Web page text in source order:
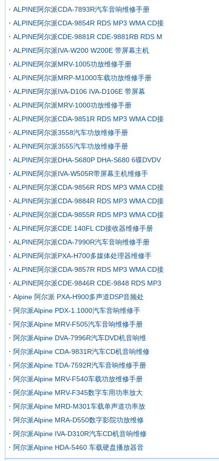
ALPINE阿尔派CDA-7893R汽车音响维修手册
ALPINE阿尔派CDA-9854R RDS MP3 WMA CD接
ALPINE阿尔派CDE-9881R CDE-9881RB RDS M
ALPINE阿尔派IVA-W200 W200E 带屏幕主机
ALPINE阿尔派MRV-1005功放维修手册
ALPINE阿尔派MRP-M1000车载功放维修手册
ALPINE阿尔派IVA-D106 IVA-D106E 带屏幕
ALPINE阿尔派MRV-1000功放维修手册
ALPINE阿尔派CDA-9851R RDS MP3 WMA CD接
ALPINE阿尔派3558汽车功放维修手册
ALPINE阿尔派3555汽车功放维修手册
ALPINE阿尔派DHA-S680P DHA-S680 6碟DVDV
ALPINE阿尔派IVA-W505R带屏幕主机维修手
ALPINE阿尔派CDA-9856R RDS MP3 WMA CD接
ALPINE阿尔派CDA-9884R RDS MP3 WMA CD接
ALPINE阿尔派CDA-9855R RDS MP3 WMA CD接
ALPINE阿尔派CDE 140FL CD接收器维修手册
ALPINE阿尔派CDA-7990R汽车音响维修手册
ALPINE阿尔派PXA-H700多媒体处理器维修手
ALPINE阿尔派CDA-9857R RDS MP3 WMA CD接
ALPINE阿尔派CDE-9846R CDE-9848 RDS MP3
Alpine 阿尔派 PXA-H900多声道DSP音频处
阿尔派Alpine PDX-1.1000汽车音响维修手
阿尔派Alpine MRV-F505汽车音响维修手册
阿尔派Alpine DVA-7996R汽车DVD机音响维
阿尔派Alpine CDA-9831R汽车CD机音响维修
阿尔派Alpine TDA-7592R汽车音响维修手册
阿尔派Alpine MRV-F540车载功放维修手册
阿尔派Alpine MRV-F345数字车用功率放大
阿尔派Alpine MRD-M301车载单声道功率放
阿尔派Alpine MRA-D550数字影院功放维修
阿尔派Alpine IVA-D310R汽车CD机音响维修
阿尔派Alpine HDA-5460 车载硬盘播放器音